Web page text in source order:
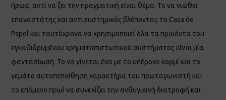
ήρωα, αντί να ζει την πραγματική είναι θέμα. Το να νιώθει
επαναστάτης και αντισυστημικός βλέποντας το Casa de
Papel και ταυτόχρονα να χρησιμοποιεί όλα τα προϊόντα του
εγκαθιδρυμένου χρηματοπιστωτικού συστήματος είναι μία
φαντασίωση. Το να γίνεται ένα με το υπέροχο κορμί και το
γεμάτο αυτοπεποίθηση χαρακτήρα του πρωταγωνιστή και
το επόμενο πρωί να συνεχίζει την ανθυγιεινή διατροφή και